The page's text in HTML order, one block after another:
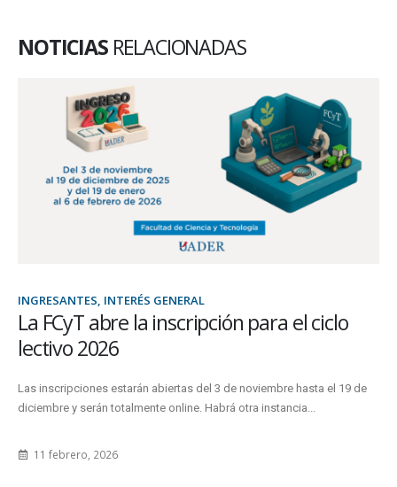
NOTICIAS RELACIONADAS
INGRESANTES, INTERÉS GENERAL
La FCyT abre la inscripción para el ciclo
lectivo 2026
Las inscripciones estarán abiertas del 3 de noviembre hasta el 19 de
diciembre y serán totalmente online. Habrá otra instancia...
11 febrero, 2026